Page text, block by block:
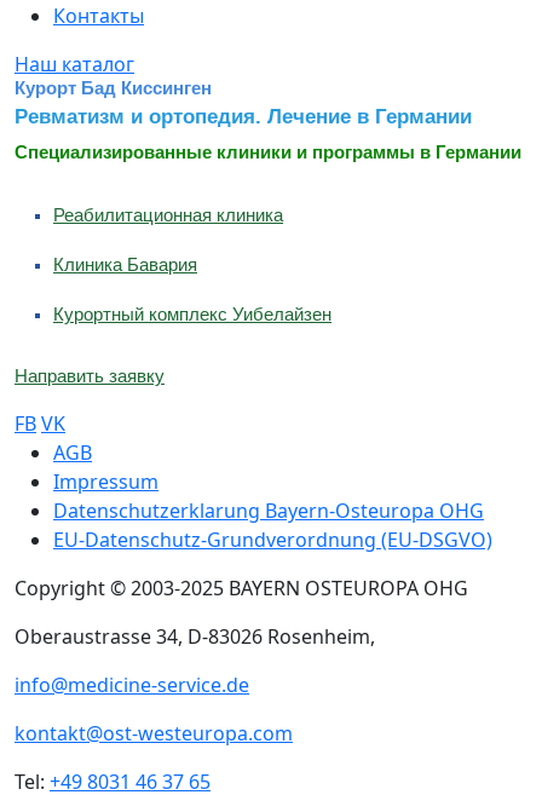
Контакты
Наш каталог
Курорт Бад Киссинген
Ревматизм и ортопедия. Лечение в Германии
Специализированные клиники и программы в Германии
Реабилитационная клиника
Клиника Бавария
Курортный комплекс Уибелайзен
Направить заявку
FBVK
Sub footer
AGB
Impressum
Datenschutzerklarung Bayern-Osteuropa OHG
EU-Datenschutz-Grundverordnung (EU-DSGVO)
Copyright © 2003-2025 BAYERN OSTEUROPA OHG
Oberaustrasse 34, D-83026 Rosenheim,
info@medicine-service.de
kontakt@ost-westeuropa.com
Tel: +49 8031 46 37 65